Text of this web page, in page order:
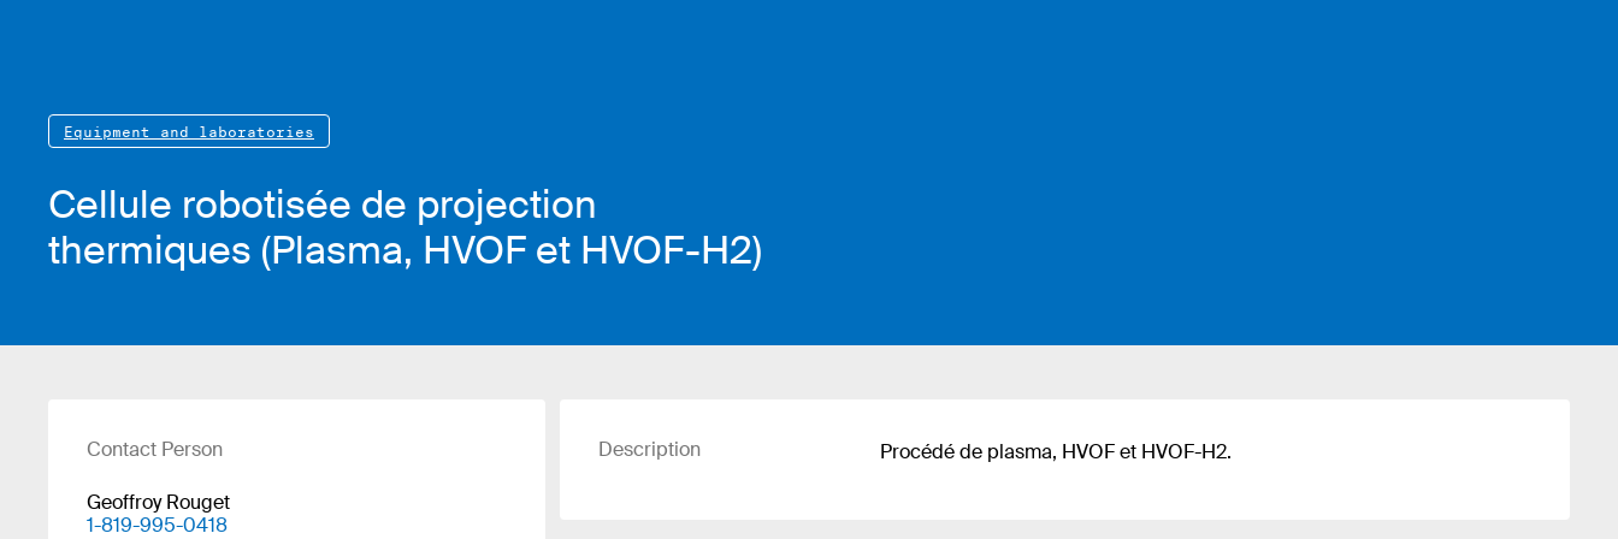
Equipment and laboratories
Cellule robotisée de projection
thermiques (Plasma, HVOF et HVOF-H2)
Contact Person
Geoffroy Rouget
1-819-995-0418
Description Procédé de plasma, HVOF et HVOF-H2.